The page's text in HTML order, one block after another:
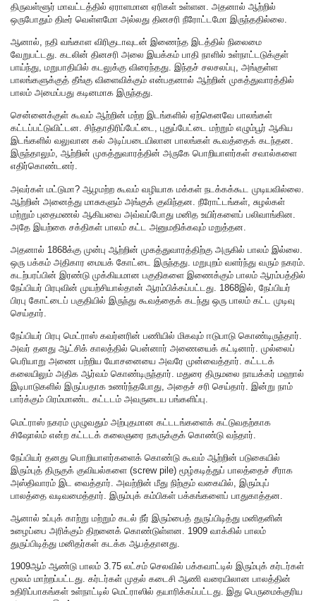
திருவள்ளூர் மாவட்டத்தில் ஏராளமான ஏரிகள் உள்ளன. அதனால் ஆற்றில்
ஒருபோதும் திடீர் வெள்ளமோ அல்லது தினசரி நீரோட்டமோ இருந்ததில்லை.
ஆனால், நதி வங்காள விரிகுடாவுடன் இணைந்த இடத்தில் நிலைமை
வேறுபட்டது. கடலின் தினசரி அலை இயக்கம் பாதி நாளில் உள்நாட்டடுக்குள்
பாய்ந்து, மறுபாதியில் கடலுக்கு விரைந்தது. இந்தச் சலசலப்பு, அங்குள்ள
பாலங்களுக்குத் தீங்கு விளைவிக்கும் என்பதனால் ஆற்றின் முகத்துவாரத்தில்
பாலம் அமைப்பது கடினமாக இருந்தது.
சென்னைக்குள் கூவம் ஆற்றின் மற்ற இடங்களில் ஏற்கெனவே பாலங்கள்
கட்டப்பட்டுவிட்டன. சிந்தாதிரிப்பேட்டை, புதுப்பேட்டை மற்றும் எழும்பூர் ஆகிய
இடங்களில் வலுவான கல் அடிப்படையிலான பாலங்கள் கூவத்தைக் கடந்தன.
இருந்தாலும், ஆற்றின் முகத்துவாரத்தின் அருகே பொறியாளர்கள் சவால்களை
எதிர்கொண்டனர்.
அவர்கள் மட்டுமா? ஆழமற்ற கூவம் வழியாக மக்கள் நடக்கக்கூட முடியவில்லை.
ஆற்றின் அனைத்து மாசுகளும் அங்குக் குவிந்தன. நீரோட்டங்கள், சுழல்கள்
மற்றும் புதைமணல் ஆகியவை அவ்வப்போது மனித உயிர்களைப் பலிவாங்கின.
அதே இயற்கை சக்திகள் பாலம் கட்ட அனுமதிக்கவும் மறுத்தன.
அதனால் 1868க்கு முன்பு ஆற்றின் முகத்துவாரத்திற்கு அருகில் பாலம் இல்லை.
ஒரு பக்கம் அதிகார மையக் கோட்டை இருந்தது. மறுபுறம் வளர்ந்து வரும் நகரம்.
கடற்பரப்பின் இரண்டு முக்கியமான பகுதிகளை இணைக்கும் பாலம் ஆரம்பத்தில்
நேப்பியர் பிரபுவின் முயற்சியால்தான் ஆரம்பிக்கப்பட்டது. 1868இல், நேப்பியர்
பிரபு கோட்டைப் பகுதியில் இருந்து கூவத்தைக் கடந்து ஒரு பாலம் கட்ட முடிவு
செய்தார்.
நேப்பியர் பிரபு மெட்ராஸ் கவர்னரின் பணியில் மிகவும் ஈடுபாடு கொண்டிருந்தார்.
அவர் தனது ஆட்சிக் காலத்தில் பென்னார் அணையைக் கட்டினார். முல்லைப்
பெரியாறு அணை பற்றிய யோசனையை அவரே முன்வைத்தார். கட்டடக்
கலையிலும் அதிக ஆர்வம் கொண்டிருந்தார். மதுரை திருமலை நாயக்கர் மஹால்
இடிபாடுகளில் இருப்பதாக உணர்ந்தபோது, அதைச் சரி செய்தார். இன்று நாம்
பார்க்கும் பிரம்மாண்ட கட்டடம் அவருடைய பங்களிப்பு.
மெட்ராஸ் நகரம் முழுவதும் அற்புதமான கட்டடங்களைக் கட்டுவதற்காக
சிஷோல்ம் என்ற கட்டடக் கலைஞரை நகருக்குக் கொண்டு வந்தார்.
நேப்பியர் தனது பொறியாளர்களைக் கொண்டு கூவம் ஆற்றின் படுகையில்
இரும்புத் திருகுக் குவியல்களை (screw pile) மூழ்கடித்துப் பாலத்தைச் சீராக
அஸ்திவாரம் இட வைத்தார். அவற்றின் மீது நிற்கும் வகையில், இரும்புப்
பாலத்தை வடிவமைத்தார். இரும்புக் கம்பிகள் பக்கங்களைப் பாதுகாத்தன.
ஆனால் உப்புக் காற்று மற்றும் கடல் நீர் இரும்பைத் துருப்பிடித்து மனிதனின்
உழைப்பை அரிக்கும் திறனைக் கொண்டுள்ளன. 1909 வாக்கில் பாலம்
துருப்பிடித்து மனிதர்கள் கடக்க ஆபத்தானது.
1909ஆம் ஆண்டு பாலம் 3.75 லட்சம் செலவில் பக்கவாட்டில் இரும்புக் கர்டர்கள்
மூலம் மாற்றப்பட்டது. கர்டர்கள் முதல் கடைசி ஆணி வரையிலான பாலத்தின்
உதிரிப்பாகங்கள் உள்நாட்டில் மெட்ராஸில் தயாரிக்கப்பட்டது. இது பெருமைக்குரிய